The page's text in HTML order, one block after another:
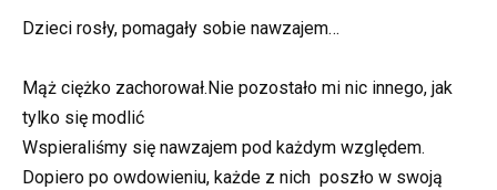
Dzieci rosły, pomagały sobie nawzajem…
Mąż ciężko zachorował.Nie pozostało mi nic innego, jak
tylko się modlić
Wspieraliśmy się nawzajem pod każdym względem.
Dopiero po owdowieniu, każde z nich poszło w swoją